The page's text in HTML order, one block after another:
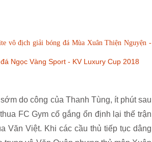
vô địch giải bóng đá Mùa Xuân Thiện Nguyện -
Ngọc Vàng Sport - KV Luxury Cup 2018
do công của Thanh Tùng, ít phút sau
FC Gym cố gắng ổn định lại thế trận
Văn Việt. Khi các cầu thủ tiếp tục dâng